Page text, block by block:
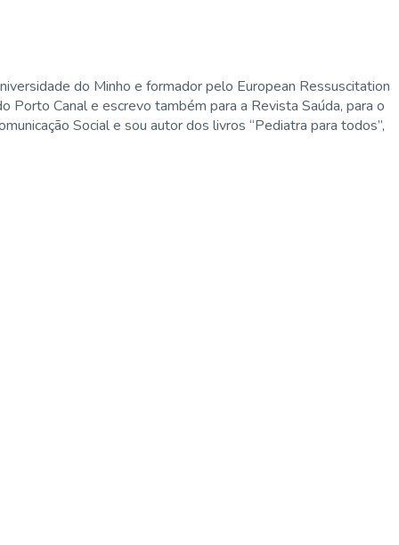
do Minho e formador pelo European Ressuscitation
Porto Canal e escrevo também para a Revista Saúda, para o
Social e sou autor dos livros “Pediatra para todos”,